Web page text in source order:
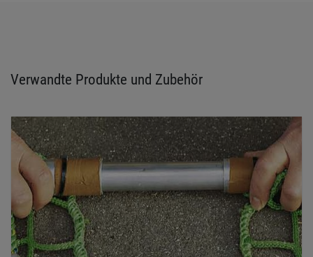
Verwandte Produkte und Zubehör